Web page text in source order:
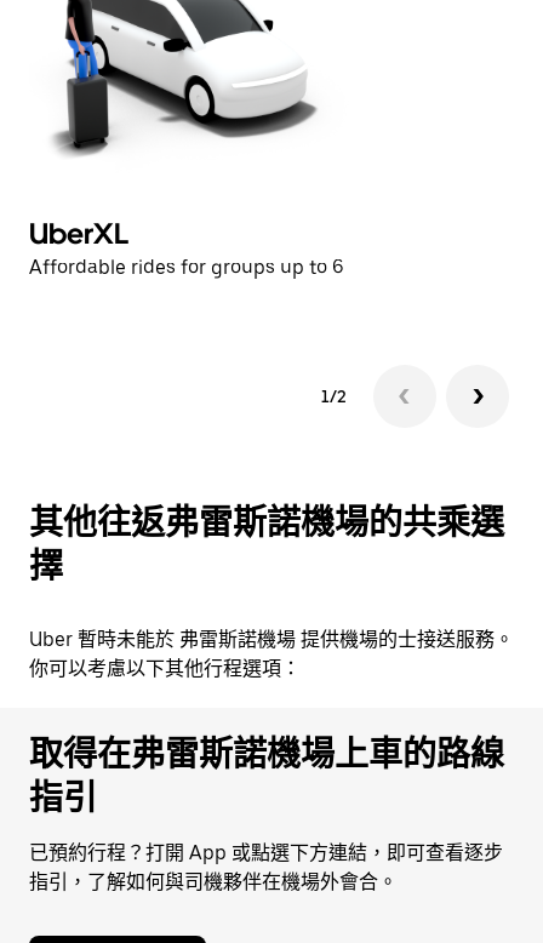
UberXL
Affordable rides for groups up to 6
1/2
其他往返弗雷斯諾機場的共乘選
擇
Uber 暫時未能於 弗雷斯諾機場 提供機場的士接送服務。
你可以考慮以下其他行程選項：
取得在弗雷斯諾機場上車的路線
指引
已預約行程？打開 App 或點選下方連結，即可查看逐步
指引，了解如何與司機夥伴在機場外會合。